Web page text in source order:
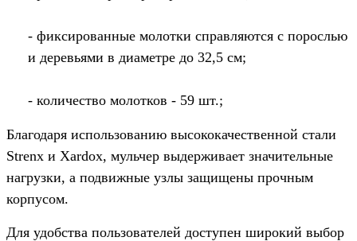
- фиксированные молотки справляются с порослью
и деревьями в диаметре до 32,5 см;
- количество молотков - 59 шт.;
Благодаря использованию высококачественной стали
Strenx и Xardox, мульчер выдерживает значительные
нагрузки, а подвижные узлы защищены прочным
корпусом.
Для удобства пользователей доступен широкий выбор